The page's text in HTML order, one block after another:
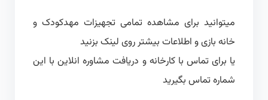
میتوانید برای مشاهده تمامی تجهیزات مهدکودک و
خانه بازی و اطلاعات بیشتر روی لینک بزنید
یا برای تماس با کارخانه و دریافت مشاوره انلاین با این
شماره تماس بگیرید